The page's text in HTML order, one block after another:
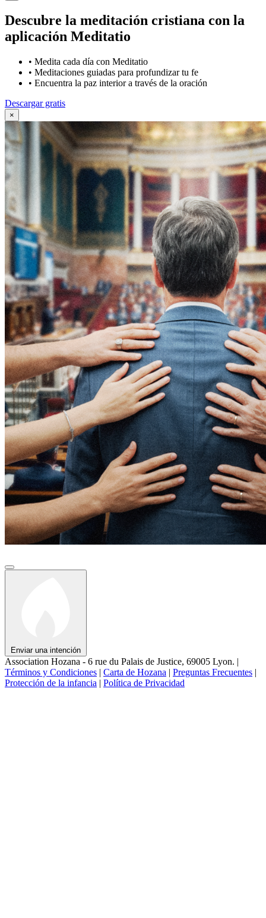
Descubre la meditación cristiana con la
aplicación Meditatio
• Medita cada día con Meditatio
• Meditaciones guiadas para profundizar tu fe
• Encuentra la paz interior a través de la oración
Descargar gratis
×
Enviar una intención
Association Hozana - 6 rue du Palais de Justice, 69005 Lyon. |
Términos y Condiciones | Carta de Hozana | Preguntas Frecuentes |
Protección de la infancia | Política de Privacidad